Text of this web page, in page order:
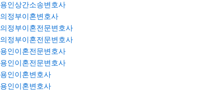
용인상간소송변호사
의정부이혼변호사
의정부이혼전문변호사
의정부이혼전문변호사
용인이혼전문변호사
용인이혼전문변호사
용인이혼변호사
용인이혼변호사